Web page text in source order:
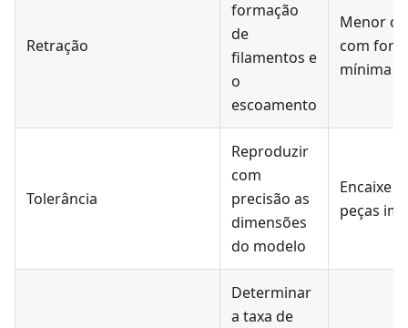
Retração
formação
de
filamentos e
o
escoamento
Menor
com
mínima
Tolerância
Reproduzir
com
precisão as
dimensões
do modelo
Encaixe
peças
Determinar
a taxa de